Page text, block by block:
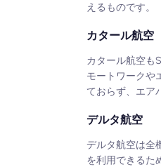
えるものです。
カタール航空
カタール航空も
モートワークや
ておらず、エア
デルタ航空
デルタ航空は全
を利用できるた